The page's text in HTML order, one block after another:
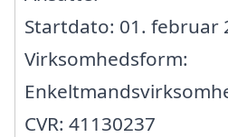
Startdato: 01. februar
Virksomhedsform:
CVR: 41130237